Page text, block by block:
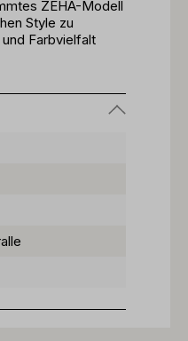
ZEHA-Modell
Style zu
Farbvielfalt